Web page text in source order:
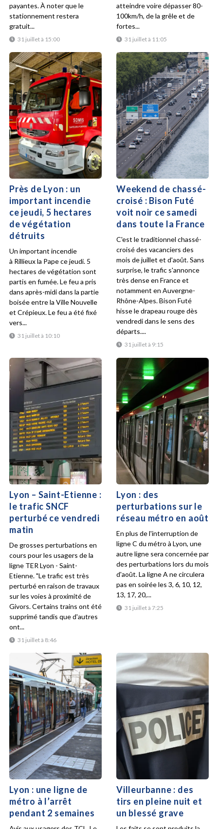
31 juillet à 15:00
payantes. À noter que le
stationnement restera
gratuit...
31 juillet à 11:05
atteindre voire dépasser 80-
100km/h, de la grêle et de
fortes...
Près de Lyon : un
important incendie
ce jeudi, 5 hectares
de végétation
détruits
31 juillet à 10:10
Un important incendie
à Rillieux la Pape ce jeudi. 5
hectares de végétation sont
partis en fumée. Le feu a pris
dans après-midi dans la partie
boisée entre la Ville Nouvelle
et Crépieux. Le feu a été fixé
vers...
Weekend de chassé-
croisé : Bison Futé
voit noir ce samedi
dans toute la France
31 juillet à 9:15
C'est le traditionnel chassé-
croisé des vacanciers des
mois de juillet et d'août. Sans
surprise, le trafic s'annonce
très dense en France et
notamment en Auvergne-
Rhône-Alpes. Bison Futé
hisse le drapeau rouge dès
vendredi dans le sens des
départs....
Lyon – Saint-Etienne :
le trafic SNCF
perturbé ce vendredi
matin
31 juillet à 8:46
De grosses perturbations en
cours pour les usagers de la
ligne TER Lyon - Saint-
Etienne. "Le trafic est très
perturbé en raison de travaux
sur les voies à proximité de
Givors. Certains trains ont été
supprimé tandis que d'autres
ont...
Lyon : des
perturbations sur le
réseau métro en août
31 juillet à 7:25
En plus de l'interruption de
ligne C du métro à Lyon, une
autre ligne sera concernée par
des perturbations lors du mois
d'août. La ligne A ne circulera
pas en soirée les 3, 6, 10, 12,
13, 17, 20,...
Lyon : une ligne de
métro à l’arrêt
pendant 2 semaines
Villeurbanne : des
tirs en pleine nuit et
un blessé grave